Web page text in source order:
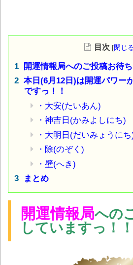
目次 [閉じ
開運情報局へのご投稿お待
本日(6月12日)は開運パワー
ですっ！！
・大安(たいあん)
・神吉日(かみよしにち)
・大明日(だいみょうにち
・除(のぞく)
・壁(へき)
まとめ
開運情報局への
していますっ！！